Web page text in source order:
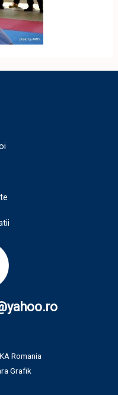
Romania
Grafik